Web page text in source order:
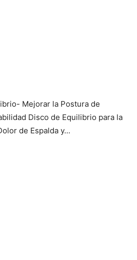
Mejorar la Postura de
Disco de Equilibrio para la
de Espalda y...